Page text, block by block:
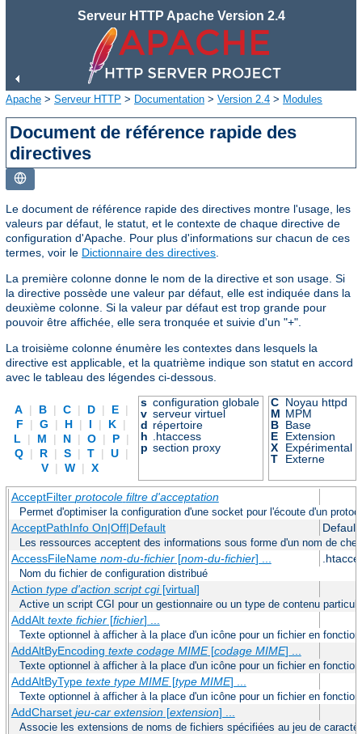
Serveur HTTP Apache Version 2.4
Apache > Serveur HTTP > Documentation > Version 2.4 > Modules
Document de référence rapide des
directives
Le document de référence rapide des directives montre l'usage, les
valeurs par défaut, le statut, et le contexte de chaque directive de
configuration d'Apache. Pour plus d'informations sur chacun de ces
termes, voir le Dictionnaire des directives
La première colonne donne le nom de la directive et son usage. Si
la directive possède une valeur par défaut, elle est indiquée dans la
deuxième colonne. Si la valeur par défaut est trop grande pour
pouvoir être affichée, elle sera tronquée et suivie d'un "+".
La troisième colonne énumère les contextes dans lesquels la
directive est applicable, et la quatrième indique son statut en accord
avec le tableau des légendes ci-dessous.
A | B | C | D | E |
F
| G | H | I | K |
L
| M | N | O | P |
Q | R | S | T | U |
V | W | X
s configuration globale
v serveur virtuel
d répertoire
h
.htaccess
p section proxy
C Noyau httpd
M MPM
B Base
E
Extension
X
Expérimental
T
Externe
AcceptFilter protocole filtre d'acceptation
Permet d'optimiser la configuration d'une socket pour l'écoute d'un
AcceptPathInfo On|Off|Default Default
Les ressources acceptent des informations sous forme d'un nom de
AccessFileName nom-du-fichier[nom-du-fichier] ...
Nom du fichier de configuration distribué
Action type d'action script cgi[virtual]
Active un script CGI pour un gestionnaire ou un type de contenu
AddAlt texte fichier[fichier] ...
Texte optionnel à afficher à la place d'un icône pour un fichier en
AddAltByEncoding texte codage MIME[codage MIME] ...
Texte optionnel à afficher à la place d'un icône pour un fichier en
AddAltByType texte type MIME[type MIME] ...
Texte optionnel à afficher à la place d'un icône pour un fichier en
AddCharset jeu-car extension[extension] ...
Associe les extensions de noms de fichiers spécifiées au jeu de